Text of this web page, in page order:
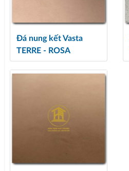
Đá nung kết Vasta
TERRE - ROSA